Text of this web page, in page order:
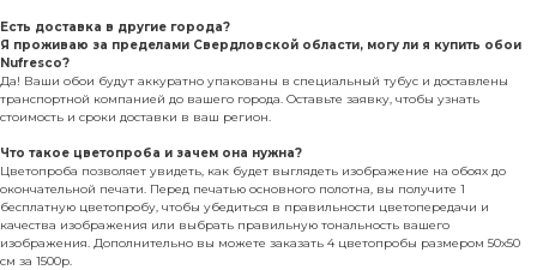
Есть доставка в другие города?
Я проживаю за пределами Свердловской области, могу ли я купить обои
Nufresco?
Да! Ваши обои будут аккуратно упакованы в специальный тубус и доставлены
транспортной компанией до вашего города. Оставьте заявку, чтобы узнать
стоимость и сроки доставки в ваш регион.
Что такое цветопроба и зачем она нужна?
Цветопроба позволяет увидеть, как будет выглядеть изображение на обоях до
окончательной печати. Перед печатью основного полотна, вы получите 1
бесплатную цветопробу, чтобы убедиться в правильности цветопередачи и
качества изображения или выбрать правильную тональность вашего
изображения. Дополнительно вы можете заказать 4 цветопробы размером 50х50
см за 1500р.